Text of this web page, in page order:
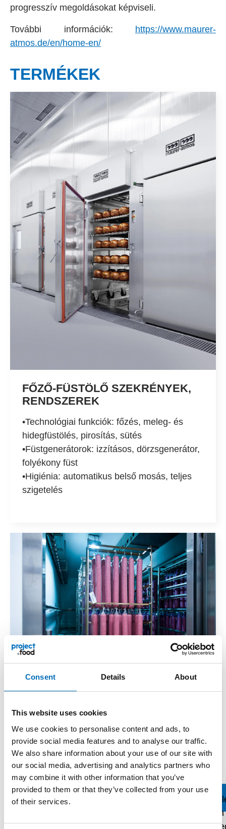
Consent Details About
This website uses cookies
We use cookies to personalise content and ads, to
provide social media features and to analyse our traffic.
We also share information about your use of our site with
our social media, advertising and analytics partners who
may combine it with other information that you’ve
provided to them or that they’ve collected from your use
of their services.
progresszív megoldásokat képviseli.
További információk: https://www.maurer-
atmos.de/en/home-en/
TERMÉKEK
FŐZŐ-FÜSTÖLŐ SZEKRÉNYEK,
RENDSZEREK
•Technológiai funkciók: főzés, meleg- és
hidegfüstölés, pirosítás, sütés
•Füstgenerátorok: izzításos, dörzsgenerátor,
folyékony füst
•Higiénia: automatikus belső mosás, teljes
szigetelés
ÉRLELELŐ-RENDSZEREK
•Technológiai funkciók: fermentálás,
•Rendszertípus: Folyamatos Érlelési
Rendszer (CMP)
•Időhatékonyság: akár 30%-kal rövidebb
érlelési ciklus